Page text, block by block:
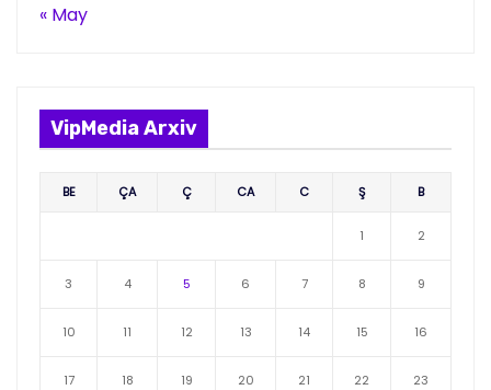
« May
VipMedia Arxiv
BE ÇA Ç CA C Ş B
1 2
3 4 5 6 7 8 9
10 11 12 13 14 15 16
17 18 19 20 21 22 23